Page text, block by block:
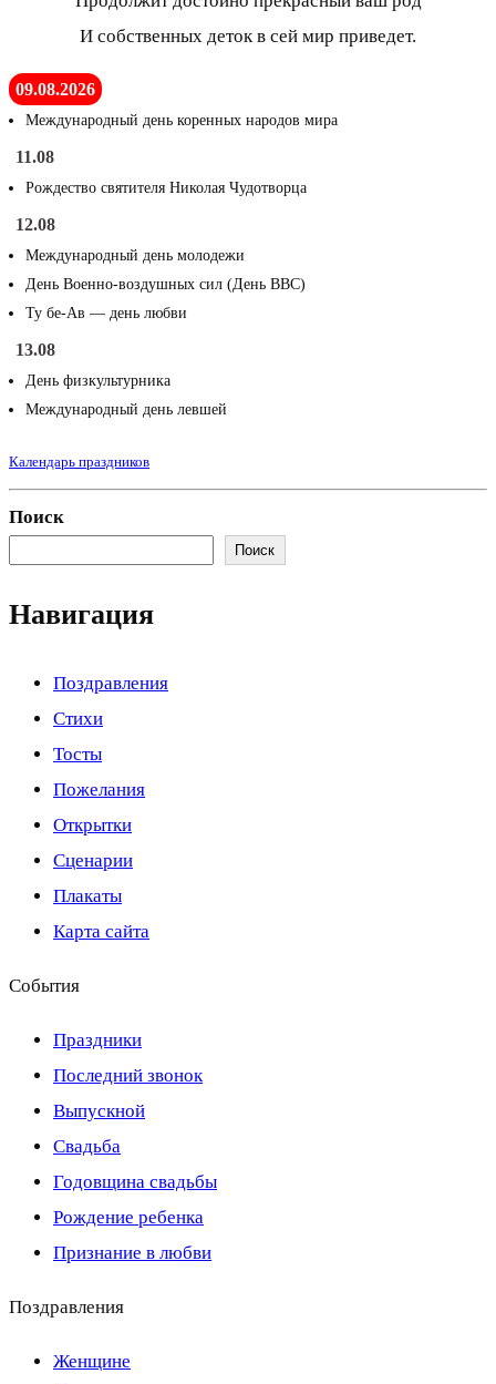
И собственных деток в сей мир приведет.
09.08.2026
Международный день коренных народов мира
11.08
Рождество святителя Николая Чудотворца
12.08
Международный день молодежи
День Военно-воздушных сил (День ВВС)
Ту бе-Ав — день любви
13.08
День физкультурника
Международный день левшей
Календарь праздников
Поиск
Поиск
Навигация
Поздравления
Стихи
Тосты
Пожелания
Открытки
Сценарии
Плакаты
Карта сайта
События
Праздники
Последний звонок
Выпускной
Свадьба
Годовщина свадьбы
Рождение ребенка
Признание в любви
Поздравления
Женщине